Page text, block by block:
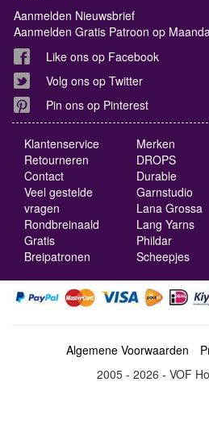
Aanmelden Nieuwsbrief
Aanmelden Gratis Patroon op
Like ons op Facebook
Volg ons op Twitter
Pin ons op Pinterest
Klantenservice
Retourneren
Contact
Veel gestelde
vragen
Rondbreinaald
Gratis
Breipatronen
Merken
DROPS
Durable
Garnstudio
Lana Grossa
Lang Yarns
Phildar
Scheepjes
Algemene Voorwaarden
2005 - 2026 - VOF